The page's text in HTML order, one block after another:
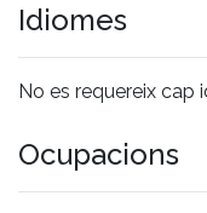
Idiomes
No es requereix cap
Ocupacions